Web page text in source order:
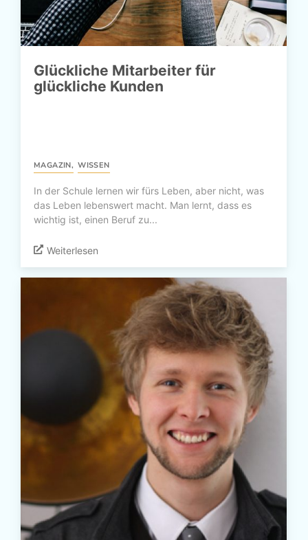
Glückliche Mitarbeiter für
glückliche Kunden
MAGAZIN, WISSEN
In der Schule lernen wir fürs Leben, aber nicht, was
das Leben lebenswert macht. Man lernt, dass es
wichtig ist, einen Beruf zu...
Weiterlesen